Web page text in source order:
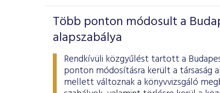
Több ponton módosult a
alapszabálya
Rendkívüli közgyűlést tartott a
ponton módosításra került a társaság
mellett változnak a könyvvizsgáló